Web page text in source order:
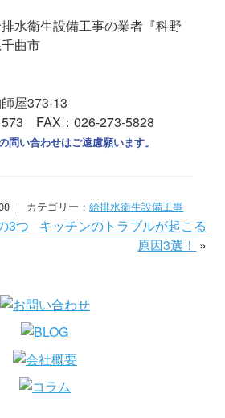
水衛生設備工事の業者『科野
曲市
屋373-13
FAX：026-273-5828
問い合わせはご遠慮願います。
｜ カテゴリー：給排水衛生設備工事
3つ
キッチンのトラブルが起こる
原因3選！ »